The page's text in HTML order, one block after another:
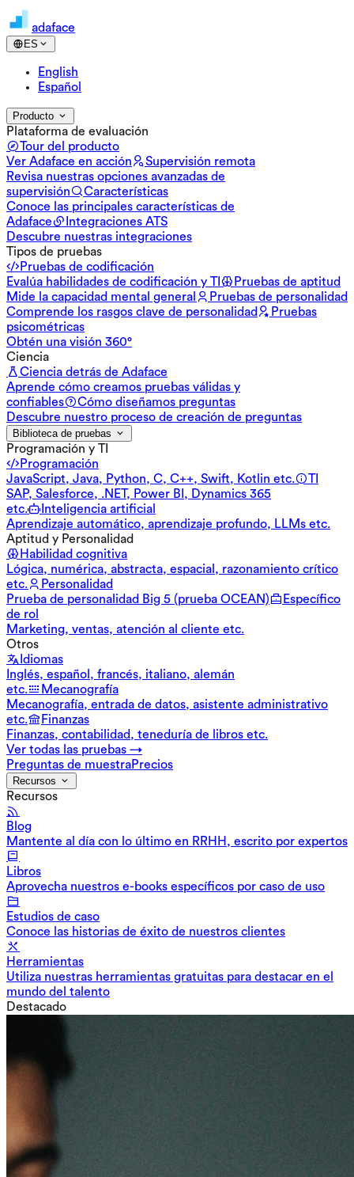
adaface
ES
English
Español
Producto
Plataforma de evaluación
Tour del producto
Ver Adaface en acción
Supervisión remota
Revisa nuestras opciones avanzadas de
supervisión
Características
Conoce las principales características de
Adaface
Integraciones ATS
Descubre nuestras integraciones
Tipos de pruebas
Pruebas de codificación
Evalúa habilidades de codificación y TI
Pruebas de aptitud
Mide la capacidad mental general
Pruebas de personalidad
Comprende los rasgos clave de personalidad
Pruebas
psicométricas
Obtén una visión 360°
Ciencia
Ciencia detrás de Adaface
Aprende cómo creamos pruebas válidas y
confiables
Cómo diseñamos preguntas
Descubre nuestro proceso de creación de preguntas
Biblioteca de pruebas
Programación y TI
Programación
JavaScript, Java, Python, C, C++, Swift, Kotlin etc.
TI
SAP, Salesforce, .NET, Power BI, Dynamics 365
etc.
Inteligencia artificial
Aprendizaje automático, aprendizaje profundo, LLMs etc.
Aptitud y Personalidad
Habilidad cognitiva
Lógica, numérica, abstracta, espacial, razonamiento crítico
etc.
Personalidad
Prueba de personalidad Big 5 (prueba OCEAN)
Específico
de rol
Marketing, ventas, atención al cliente etc.
Otros
Idiomas
Inglés, español, francés, italiano, alemán
etc.
Mecanografía
Mecanografía, entrada de datos, asistente administrativo
etc.
Finanzas
Finanzas, contabilidad, teneduría de libros etc.
Ver todas las pruebas →
Preguntas de muestraPrecios
Recursos
Recursos
Blog
Mantente al día con lo último en RRHH, escrito por expertos
Libros
Aprovecha nuestros e-books específicos por caso de uso
Estudios de caso
Conoce las historias de éxito de nuestros clientes
Herramientas
Utiliza nuestras herramientas gratuitas para destacar en el
mundo del talento
Destacado